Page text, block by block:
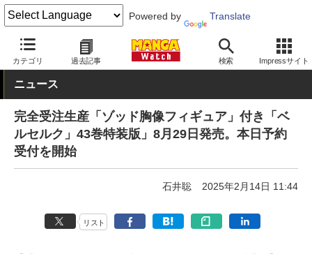
Powered by Translate
カテゴリ 過去記事 検索 Impressサイト
MANGA Watch 青年
ニュース
完全受注生産「ゾッド胸像フィギュア」付き「ベ
ルセルク」43巻特装版」8月29日発売。本日予約
受付を開始
石井聡 2025年2月14日 11:44
リスト